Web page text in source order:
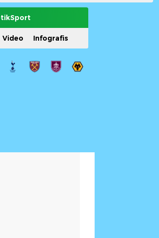
Video Infografis